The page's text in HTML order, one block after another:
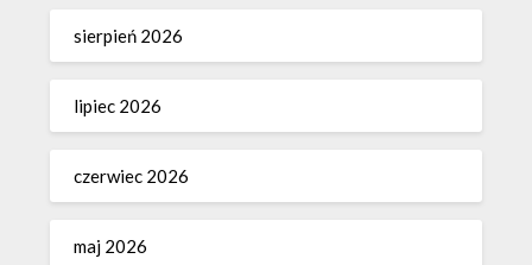
sierpień 2026
lipiec 2026
czerwiec 2026
maj 2026